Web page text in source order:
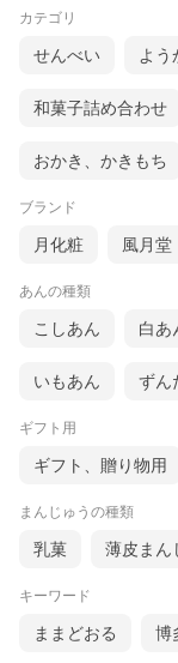
カテゴリ
せんべい よう
和菓子詰め合わせ
おかき、かきもち
ブランド
月化粧 風月堂
あんの種類
こしあん 白あ
いもあん ずん
ギフト用
ギフト、贈り物用
まんじゅうの種類
乳菓 薄皮まん
キーワード
ままどおる 博